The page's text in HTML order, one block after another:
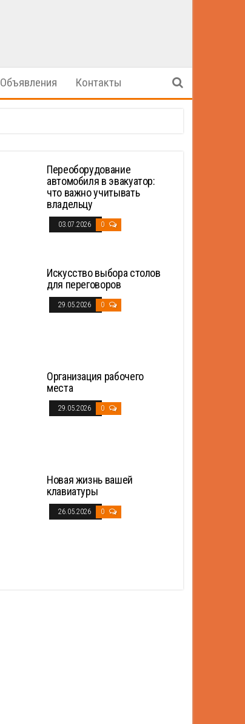
Объявления Контакты
Переоборудование
автомобиля в эвакуатор:
что важно учитывать
владельцу
03.07.2026 0
Искусство выбора столов
для переговоров
29.05.2026 0
Организация рабочего
места
29.05.2026 0
Новая жизнь вашей
клавиатуры
26.05.2026 0